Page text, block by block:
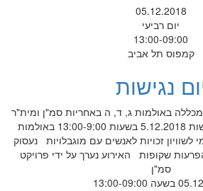
05.12.2018
יום רביעי
13:00-09:00
קמפוס תל אביב
נגישות
באולמות ג, ד, ה באחריות סמ"ן ומית"ר
לא רואים עליי? יום נגישות 5.12.2018 בשעות 13:00-9:00 באולמות
לשוויון זכויות לאנשים עם מוגבלויות נעסוק
שקופות האירוע נערך על ידי פרויקט
סמ"ן
09:00